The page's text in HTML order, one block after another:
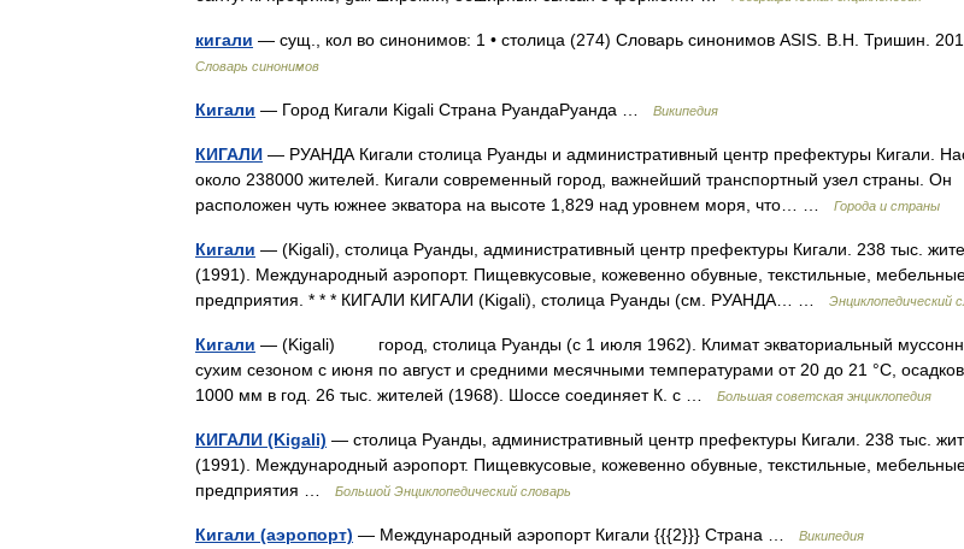
кигали — сущ., кол во синонимов: 1 • столица (274) Словарь синонимов ASIS. В.Н. Тришин.
Словарь синонимов
Кигали — Город Кигали Kigali Страна РуандаРуанда … Википедия
КИГАЛИ — РУАНДА Кигали столица Руанды и административный центр префектуры Кигали.
около 238000 жителей. Кигали современный город, важнейший транспортный узел страны. Он
расположен чуть южнее экватора на высоте 1,829 над уровнем моря, что… …
Города и страны
Кигали — (Kigali), столица Руанды, административный центр префектуры Кигали. 238 тыс.
(1991). Международный аэропорт. Пищевкусовые, кожевенно обувные, текстильные,
предприятия. * * * КИГАЛИ КИГАЛИ (Kigali), столица Руанды (см. РУАНДА… …
Энциклопедический
Кигали — (Kigali) город, столица Руанды (с 1 июля 1962). Климат экваториальный
сухим сезоном с июня по август и средними месячными температурами от 20 до 21 °С,
1000 мм в год. 26 тыс. жителей (1968). Шоссе соединяет К. с …
Большая советская энциклопедия
КИГАЛИ (Kigali) — столица Руанды, административный центр префектуры Кигали. 238 тыс.
(1991). Международный аэропорт. Пищевкусовые, кожевенно обувные, текстильные,
предприятия …
Большой Энциклопедический словарь
Кигали (аэропорт) — Международный аэропорт Кигали {{{2}}} Страна … Википедия